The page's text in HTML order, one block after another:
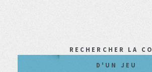
RECHERCHER LA
D'UN JEU